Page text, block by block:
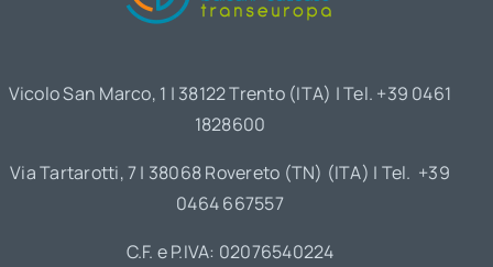
Vicolo San Marco, 1 | 38122 Trento (ITA) | Tel. +39 0461
1828600
Via Tartarotti, 7 | 38068 Rovereto (TN) (ITA) | Tel. +39
0464 667557
C.F. e P.IVA: 02076540224